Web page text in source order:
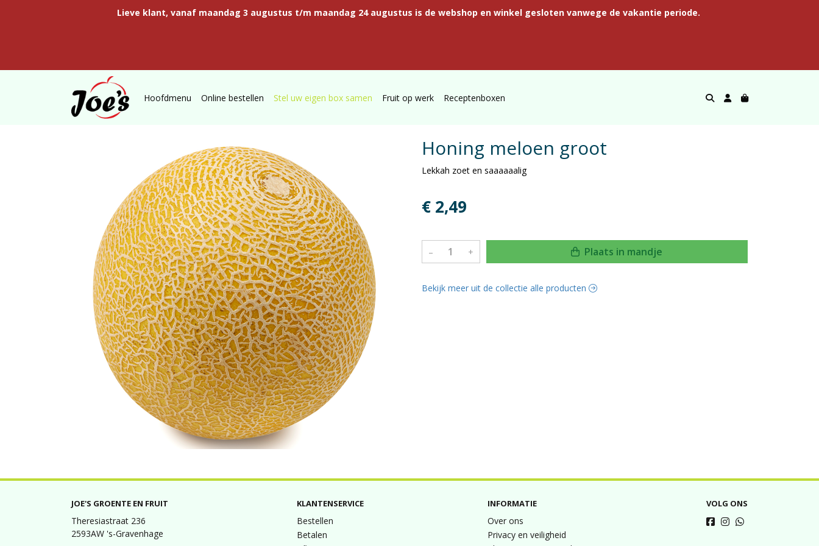
Lieve klant, vanaf maandag 3 augustus t/m maandag 24 augustus is de webshop en winkel gesloten vanwege de vakantie periode.
Hoofdmenu Online bestellen Stel uw eigen box samen Fruit op werk Receptenboxen
Honing meloen groot
Lekkah zoet en saaaaaalig
€ 2,49
– + Plaats in mandje
Bekijk meer uit de collectie alle producten
JOE'S GROENTE EN FRUIT
Theresiastraat 236
2593AW 's-Gravenhage
KLANTENSERVICE
Bestellen
Betalen
INFORMATIE
Over ons
Privacy en veiligheid
VOLG ONS